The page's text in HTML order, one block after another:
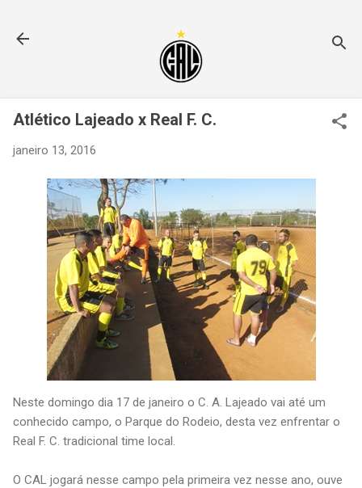
Atlético Lajeado x Real F. C.
janeiro 13, 2016
Neste domingo dia 17 de janeiro o C. A. Lajeado vai até um
conhecido campo, o Parque do Rodeio, desta vez enfrentar o
Real F. C. tradicional time local.
O CAL jogará nesse campo pela primeira vez nesse ano, ouve